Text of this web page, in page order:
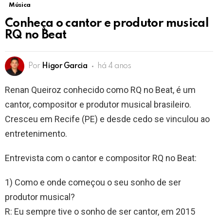
Música
Conheça o cantor e produtor musical
RQ no Beat
Por Higor Garcia há 4 anos
Renan Queiroz conhecido como RQ no Beat, é um
cantor, compositor e produtor musical brasileiro.
Cresceu em Recife (PE) e desde cedo se vinculou ao
entretenimento.
Entrevista com o cantor e compositor RQ no Beat:
1) Como e onde começou o seu sonho de ser
produtor musical?
R: Eu sempre tive o sonho de ser cantor, em 2015